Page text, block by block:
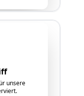
unsere
EFH mit